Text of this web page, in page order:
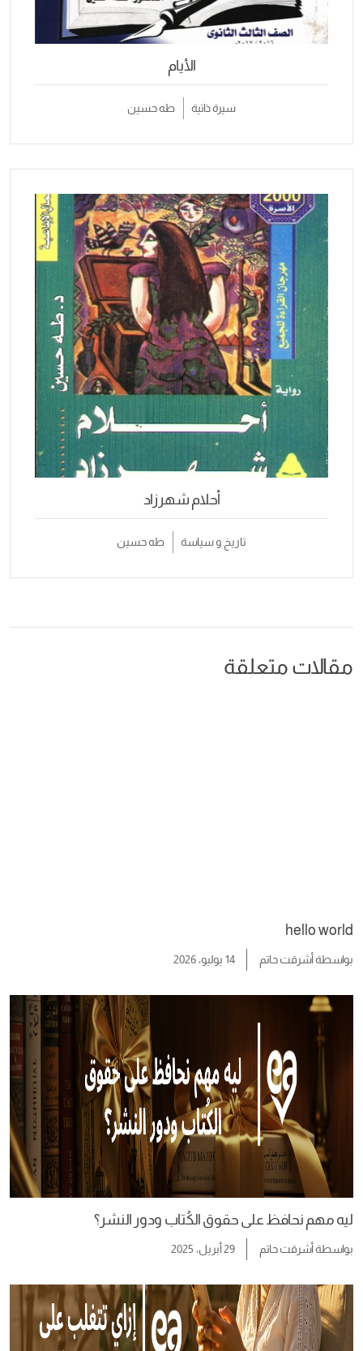
الأيام
سيرة ذاتية طه حسين
أحلام شهرزاد
تاريخ و سياسة طه حسين
مقالات متعلقة
hello world
بواسطةأشرقت حاتم 14 يوليو، 2026
ليه مهم نحافظ على حقوق الكُتاب ودور النشر؟
بواسطةأشرقت حاتم 29 أبريل، 2025